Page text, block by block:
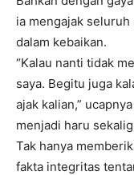
ia mengajak
dalam kebaikan.
“Kalau nanti tidak
saya. Begitu juga
ajak kalian,”
menjadi haru
Tak hanya
fakta integritas